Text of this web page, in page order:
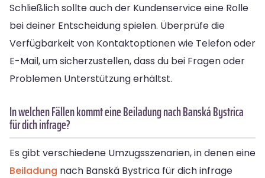
Schließlich sollte auch der Kundenservice eine Rolle
bei deiner Entscheidung spielen. Überprüfe die
Verfügbarkeit von Kontaktoptionen wie Telefon oder
E-Mail, um sicherzustellen, dass du bei Fragen oder
Problemen Unterstützung erhältst.
In welchen Fällen kommt eine Beiladung nach Banská Bystrica
für dich infrage?
Es gibt verschiedene Umzugsszenarien, in denen eine
Beiladung nach Banská Bystrica für dich infrage